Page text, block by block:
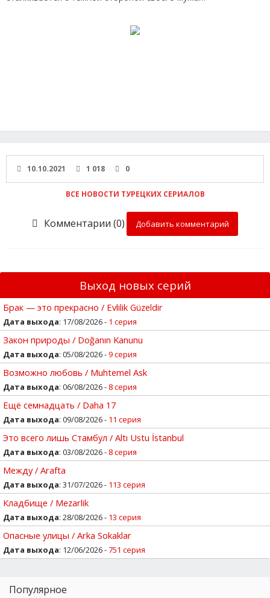
10.10.2021 1 018 0
ВСЕ НОВОСТИ ТУРЕЦКИХ СЕРИАЛОВ
Комментарии (0) Добавить комментарий
Выход новых серий
Брак — это прекрасно / Evlilik Güzeldir
Дата выхода: 17/08/2026 - 1 серия
Закон природы / Doğanın Kanunu
Дата выхода: 05/08/2026 -9 серия
Возможно любовь / Muhtemel Ask
Дата выхода: 06/08/2026 - 8 серия
Ещё семнадцать / Daha 17
Дата выхода: 09/08/2026 - 11 серия
Это всего лишь Стамбул / Altı Ustu İstanbul
Дата выхода: 03/08/2026 - 8 серия
Между / Arafta
Дата выхода: 31/07/2026 - 113 серия
Кладбище / Mezarlik
Дата выхода: 28/08/2026 - 13 серия
Опасные улицы / Arka Sokaklar
Дата выхода: 12/06/2026 -751 серия
Популярное